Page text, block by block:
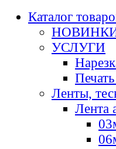
Каталог
УСЛУГИ
Ленты,
Лента